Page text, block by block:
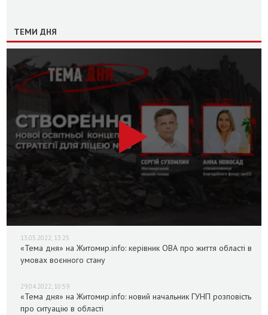
ТЕМИ ДНЯ
13.05.2022, 13:25
«Тема дня» на Житомир.info: керівник ОВА про життя області в
умовах воєнного стану
29.04.2022, 10:59
«Тема дня» на Житомир.info: новий начальник ГУНП розповість
про ситуацію в області